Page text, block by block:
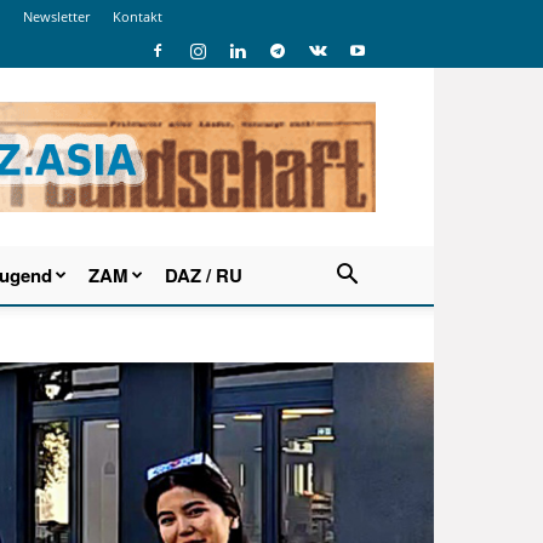
Newsletter Kontakt
ZAM DAZ / RU